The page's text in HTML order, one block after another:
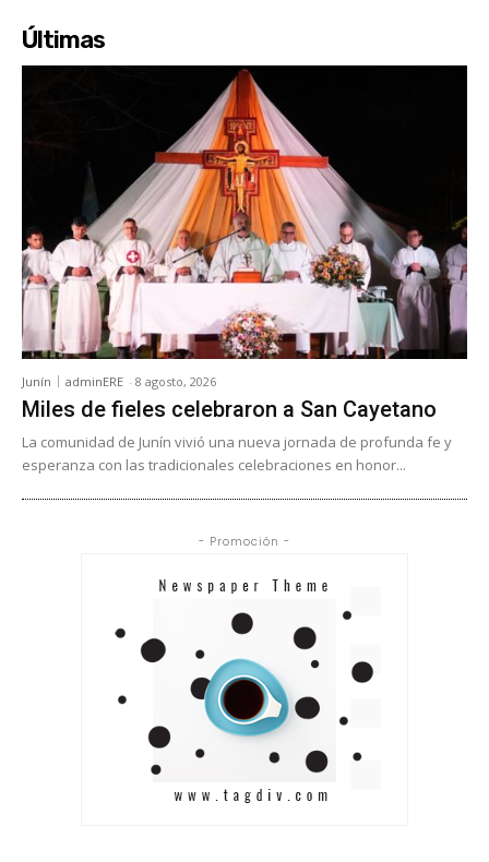
Últimas
Junín adminERE - 8 agosto, 2026
Miles de fieles celebraron a San Cayetano
La comunidad de Junín vivió una nueva jornada de profunda fe y
esperanza con las tradicionales celebraciones en honor...
- Promoción -